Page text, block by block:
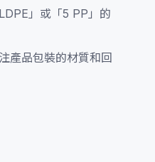
」或「5 PP」的
產品包裝的材質和回